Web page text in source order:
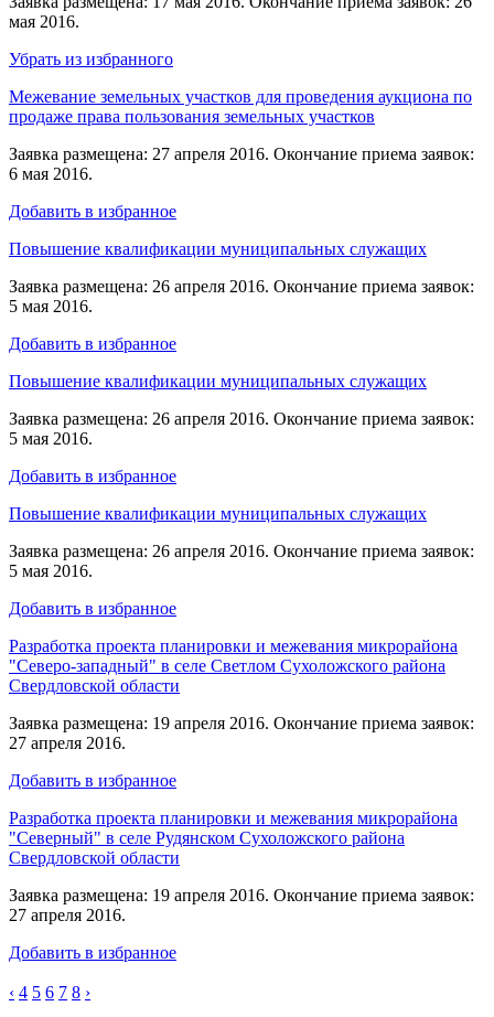
мая 2016.
Убрать из избранного
Межевание земельных участков для проведения аукциона по
продаже права пользования земельных участков
Заявка размещена: 27 апреля 2016. Окончание приема заявок:
6 мая 2016.
Добавить в избранное
Повышение квалификации муниципальных служащих
Заявка размещена: 26 апреля 2016. Окончание приема заявок:
5 мая 2016.
Добавить в избранное
Повышение квалификации муниципальных служащих
Заявка размещена: 26 апреля 2016. Окончание приема заявок:
5 мая 2016.
Добавить в избранное
Повышение квалификации муниципальных служащих
Заявка размещена: 26 апреля 2016. Окончание приема заявок:
5 мая 2016.
Добавить в избранное
Разработка проекта планировки и межевания микрорайона
"Северо-западный" в селе Светлом Сухоложского района
Свердловской области
Заявка размещена: 19 апреля 2016. Окончание приема заявок:
27 апреля 2016.
Добавить в избранное
Разработка проекта планировки и межевания микрорайона
"Северный" в селе Рудянском Сухоложского района
Свердловской области
Заявка размещена: 19 апреля 2016. Окончание приема заявок:
27 апреля 2016.
Добавить в избранное
‹ 4 5 6 7 8 ›